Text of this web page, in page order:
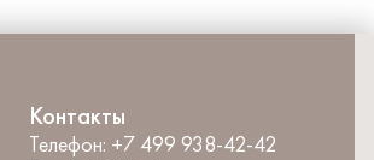
Контакты
Телефон: +7 499 938-42-42